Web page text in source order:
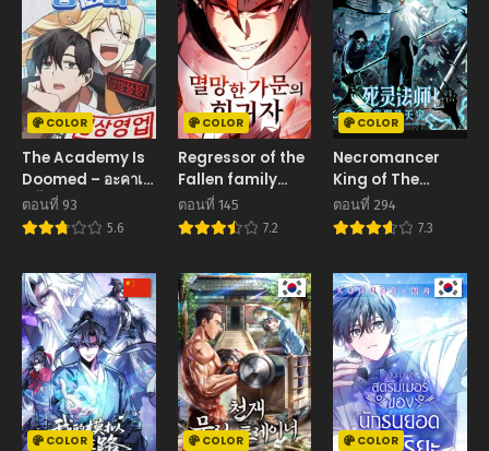
COLOR
The Academy Is
Doomed – อะคาเด
มีนี้เห็นทีจะเจ๊ง
ตอนที่ 93
5.6
COLOR
Regressor of the
Fallen family
เพลิงสงครามหวนจุติ
ตอนที่ 145
7.2
COLOR
Necromancer
King of The
Scourge ราชันนัก
อัญเชิญวิญญาณ
ตอนที่ 294
7.3
COLOR COLOR COLOR